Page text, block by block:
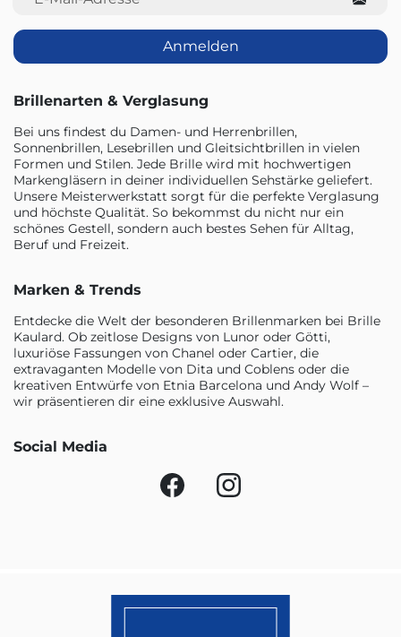
Anmelden
Brillenarten & Verglasung
Bei uns findest du Damen- und Herrenbrillen,
Sonnenbrillen, Lesebrillen und Gleitsichtbrillen in vielen
Formen und Stilen. Jede Brille wird mit hochwertigen
Markengläsern in deiner individuellen Sehstärke geliefert.
Unsere Meisterwerkstatt sorgt für die perfekte Verglasung
und höchste Qualität. So bekommst du nicht nur ein
schönes Gestell, sondern auch bestes Sehen für Alltag,
Beruf und Freizeit.
Marken & Trends
Entdecke die Welt der besonderen Brillenmarken bei Brille
Kaulard. Ob zeitlose Designs von Lunor oder Götti,
luxuriöse Fassungen von Chanel oder Cartier, die
extravaganten Modelle von Dita und Coblens oder die
kreativen Entwürfe von Etnia Barcelona und Andy Wolf –
wir präsentieren dir eine exklusive Auswahl.
Social Media